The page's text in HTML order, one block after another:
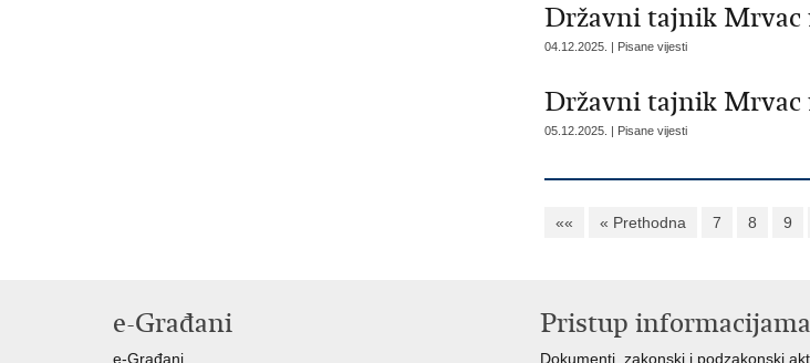
Državni tajnik Mrvac
04.12.2025. | Pisane vijesti
Državni tajnik Mrvac
05.12.2025. | Pisane vijesti
«« « Prethodna 7 8 9
e-Građani
e-Građani
Pristup informacijama
Dokumenti, zakonski i podzakonski